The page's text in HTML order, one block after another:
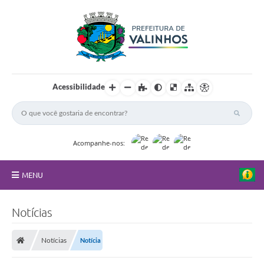
Acessibilidade
Acompanhe-nos:
MENU
Notícias
Notícias Notícia